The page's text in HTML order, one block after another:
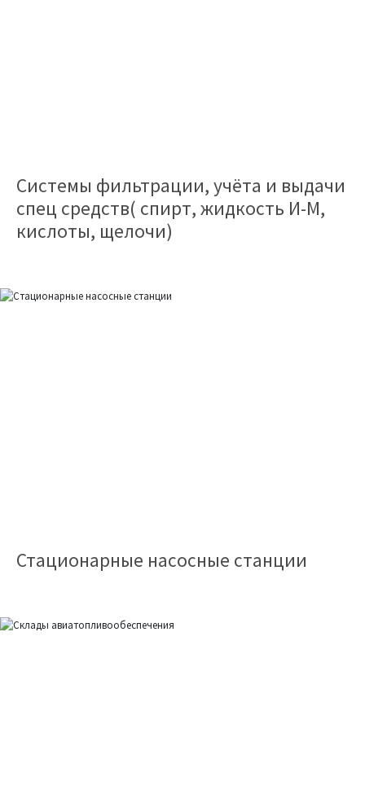
Системы фильтрации, учёта и выдачи
спец средств( спирт, жидкость И-М,
кислоты, щелочи)
Стационарные насосные станции